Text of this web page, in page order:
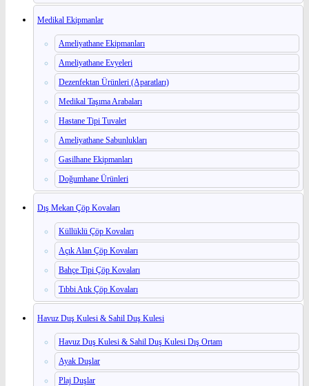
Medikal Ekipmanlar
Ameliyathane Ekipmanları
Ameliyathane Evyeleri
Dezenfektan Ürünleri (Aparatları)
Medikal Taşıma Arabaları
Hastane Tipi Tuvalet
Ameliyathane Sabunlukları
Gasilhane Ekipmanları
Doğumhane Ürünleri
Dış Mekan Çöp Kovaları
Küllüklü Çöp Kovaları
Açık Alan Çöp Kovaları
Bahçe Tipi Çöp Kovaları
Tıbbi Atık Çöp Kovaları
Havuz Duş Kulesi & Sahil Duş Kulesi
Havuz Duş Kulesi & Sahil Duş Kulesi Dış Ortam
Ayak Duşlar
Plaj Duşlar